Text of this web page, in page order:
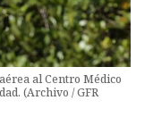
al Centro Médico
(Archivo / GFR